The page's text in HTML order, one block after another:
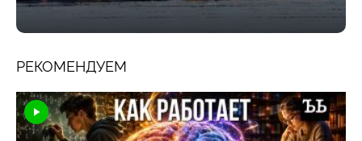
РЕКОМЕНДУЕМ